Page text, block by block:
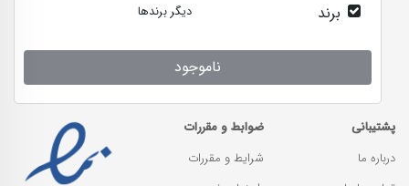
برند دیگر برندها
ناموجود
پشتیبانی
درباره ما
ضوابط و مقررات
شرایط و مقررات